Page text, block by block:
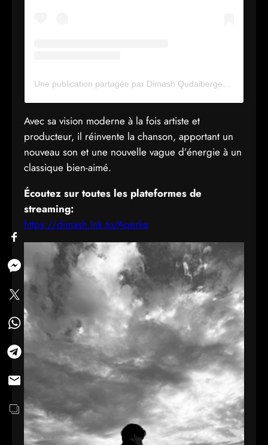
Avec sa vision moderne à la fois artiste et
producteur, il réinvente la chanson, apportant un
nouveau son et une nouvelle vague d’énergie à un
classique bien-aimé.
Écoutez sur toutes les plateformes de
streaming:
https://dimash.lnk.to/Aqerke